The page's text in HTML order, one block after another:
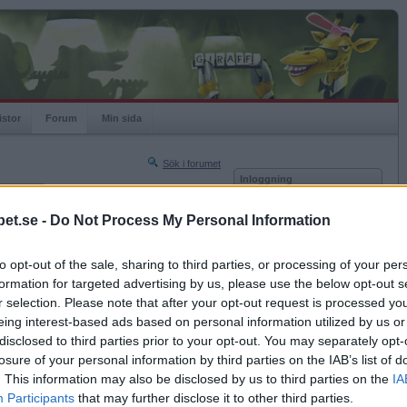
- Do Not Process My Personal Information
opt-out of the sale, sharing to third parties, or processing of your
for targeted advertising by us, please use the below opt-out
selection. Please note that after your opt-out request is processed
interest-based ads based on personal information utilized by us
to third parties prior to your opt-out. You may separately
of your personal information by third parties on the IAB’s list of
This information may also be disclosed by us to third parties on the
Participants that may further disclose it to other third parties.
Forum Min sida
Sök i forumet
Nästa sida »
2020-02-22 10:34
Inloggning
Kom ihåg mig
Glömt ditt lösenord?
Få ny aktiveringslänk
Betapet är gratis!